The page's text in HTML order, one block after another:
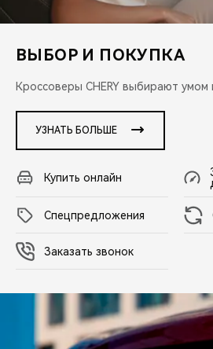
НАШИ МЕРОПРИЯТИЯ
ВЫБОР И ПОКУПКА
Кроссоверы CHERY выбирают умом
УЗНАТЬ БОЛЬШЕ
Купить онлайн
Cпецпредложения
Заказать звонок